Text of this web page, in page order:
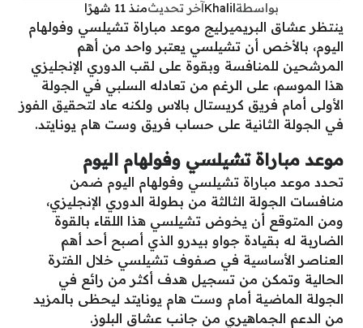
بواسطةKhalilآخر تحديثمنذ 11 شهرًا
ينتظر عشاق البريميرليج موعد مباراة تشيلسي وفولهام
اليوم، بالأخص أن تشيلسي يعتبر واحد من أهم
المرشحين للمنافسة وبقوة على لقب الدوري الإنجليزي
هذا الموسم، على الرغم من تعادله السلبي في الجولة
الأولى أمام فريق كريستال بالاس ولكنه عاد لتحقيق الفوز
في الجولة الثانية على حساب فريق وست هام يونايتد.
موعد مباراة تشيلسي وفولهام اليوم
تحدد موعد مباراة تشيلسي وفولهام اليوم ضمن
منافسات الجولة الثالثة من بطولة الدوري الإنجليزي،
ومن المتوقع أن يخوض تشيلسي هذا اللقاء بالقوة
الضاربة له بقيادة جواو بيدرو الذي أصبح أحد أهم
العناصر الأساسية في صفوف تشيلسي خلال الفترة
الحالية وتمكن من تسجيل هدف أكثر من رائع في
الجولة الماضية أمام وست هام يونايتد ليحظى بالمزيد
من الدعم الجماهيري من جانب عشاق البلوز.